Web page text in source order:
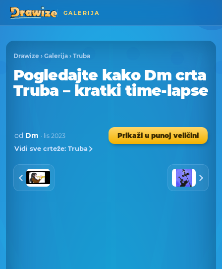
GALERIJA
Drawize › Galerija › Truba
Pogledajte kako Dm crta
Truba – kratki time-lapse
od Dm · lis 2023
Prikaži u punoj veličini
Vidi sve crteže: Truba